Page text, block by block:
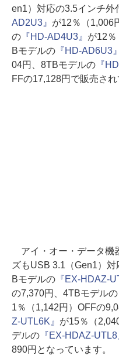
en1）対応の3.5インチ
AD2U3』 が12％（1,006
の 『HD-AD4U3』 が12
Bモデルの『HD-AD6U3』
04円、8TBモデルの『
FFの17,128円で販売され
アイ・オー・データ機
ズもUSB 3.1（Gen1）
Bモデルの『EX-HDAZ-
の7,370円、4TBモデルの
1％（1,142円）OFFの
Z-UTL6K』 が15％（
デルの『EX-HDAZ-UTL8
890円となっています。